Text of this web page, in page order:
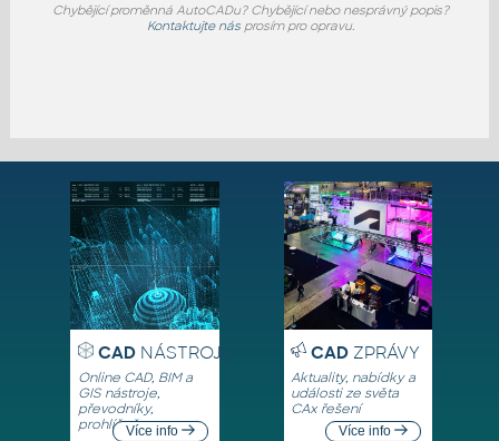
Chybějící proměnná AutoCADu? Chybějící nebo nesprávný popis?
Kontaktujte násprosím pro opravu.
CADNÁSTROJE
Online CAD, BIM a
GIS nástroje,
převodníky,
prohlížečeVíce info
CADZPRÁVY
Aktuality, nabídky a
události ze světa
CAx řešení
Více info